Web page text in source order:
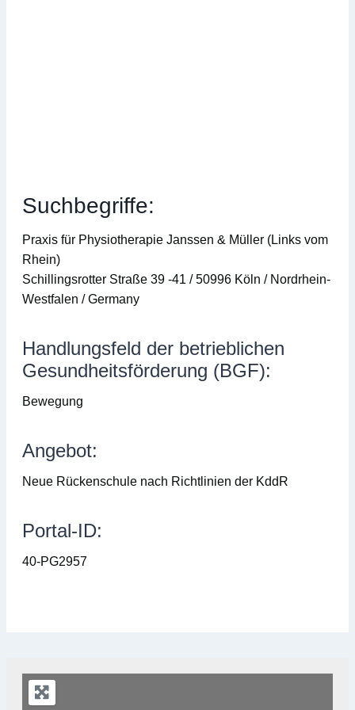
Suchbegriffe:
Praxis für Physiotherapie Janssen & Müller (Links vom
Rhein)
Schillingsrotter Straße 39 -41 / 50996 Köln / Nordrhein-
Westfalen / Germany
Handlungsfeld der betrieblichen
Gesundheitsförderung (BGF):
Bewegung
Angebot:
Neue Rückenschule nach Richtlinien der KddR
Portal-ID:
40-PG2957